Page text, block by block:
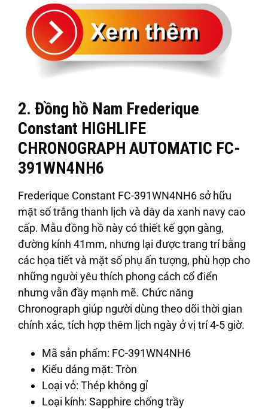
2. Đồng hồ Nam Frederique
Constant HIGHLIFE
CHRONOGRAPH AUTOMATIC FC-
391WN4NH6
Frederique Constant FC-391WN4NH6 sở hữu
mặt số trắng thanh lịch và dây da xanh navy cao
cấp. Mẫu đồng hồ này có thiết kế gọn gàng,
đường kính 41mm, nhưng lại được trang trí bằng
các họa tiết và mặt số phụ ấn tượng, phù hợp cho
những người yêu thích phong cách cổ điển
nhưng vẫn đầy mạnh mẽ. Chức năng
Chronograph giúp người dùng theo dõi thời gian
chính xác, tích hợp thêm lịch ngày ở vị trí 4-5 giờ.
Mã sản phẩm: FC-391WN4NH6
Kiểu dáng mặt: Tròn
Loại vỏ: Thép không gỉ
Loại kính: Sapphire chống trầy